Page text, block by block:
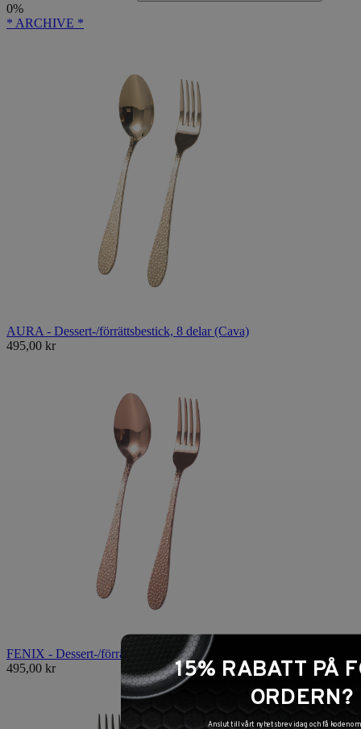
0%
* ARCHIVE *
AURA - Dessert-/förrättsbestick, 8 delar (Cava)
495,00 kr
FENIX - Dessert-/förrättsbestick, 8 delar (Koppar-rosé)
495,00 kr
15% RABATT PÅ
ORDERN?
Anslut till vårt nyhetsbrev idag och få koden